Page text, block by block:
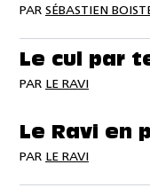
PAR SÉBASTIEN
Le cul par
PAR LE RAVI
Le Ravi en
PAR LE RAVI